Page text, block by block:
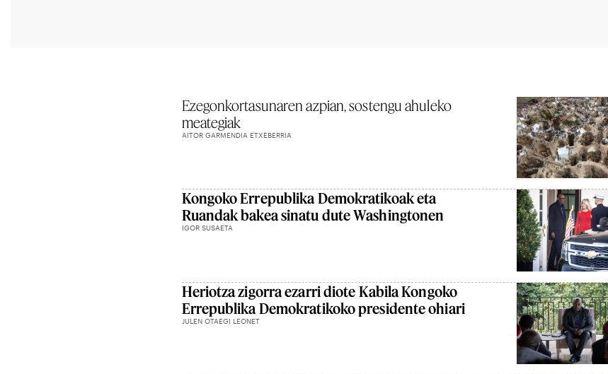
Ezegonkortasunaren azpian, sostengu ahuleko
meategiak
AITOR GARMENDIA ETXEBERRIA
Kongoko Errepublika Demokratikoak eta
Ruandak bakea sinatu dute Washingtonen
IGOR SUSAETA
Heriotza zigorra ezarri diote Kabila Kongoko
Errepublika Demokratikoko presidente ohiari
JULEN OTAEGI LEONET